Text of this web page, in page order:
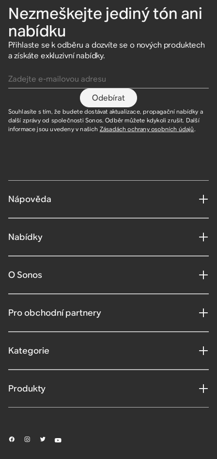
Nezmeškejte jediný tón ani
nabídku
Přihlaste se k odběru a dozvíte se o nových produktech
a získáte exkluzivní nabídky.
Odebírat
Souhlasíte s tím, že budete dostávat aktualizace, propagační nabídky a
další zprávy od společnosti Sonos. Odběr můžete kdykoli zrušit. Další
informace jsou uvedeny v našich Zásadách ochrany osobních údajů.
Nápověda
Nabídky
O Sonos
Pro obchodní partnery
Kategorie
Produkty